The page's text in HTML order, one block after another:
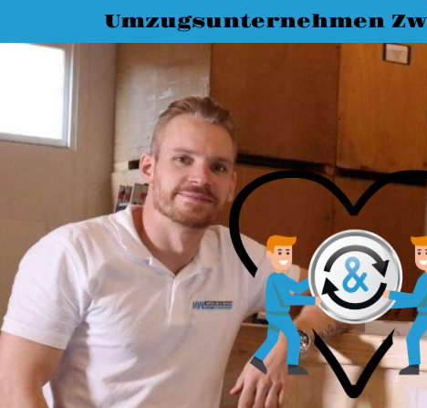
Umzugsunternehmen